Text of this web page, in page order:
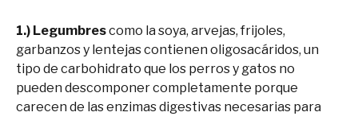
1.) Legumbrescomo la soya, arvejas, frijoles,
garbanzos y lentejas contienen oligosacáridos, un
tipo de carbohidrato que los perros y gatos no
pueden descomponer completamente porque
carecen de las enzimas digestivas necesarias para